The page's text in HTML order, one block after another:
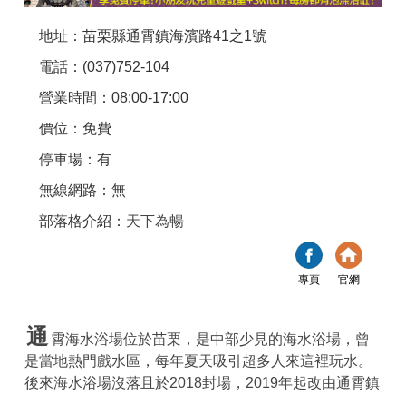
地址：苗栗縣通霄鎮海濱路41之1號
電話：(037)752-104
營業時間：08:00-17:00
價位：免費
停車場：有
無線網路：無
部落格介紹： 天下為暢
專頁 官網
通 霄海水浴場位於苗栗，是中部少見的海水浴場，曾
是當地熱門戲水區，每年夏天吸引超多人來這裡玩水。
後來海水浴場沒落且於2018封場，2019年起改由通霄鎮